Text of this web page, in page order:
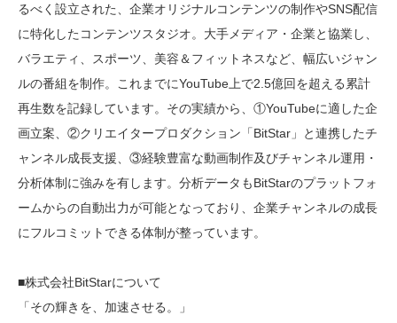
るべく設立された、企業オリジナルコンテンツの制作やSNS配信
に特化したコンテンツスタジオ。大手メディア・企業と協業し、
バラエティ、スポーツ、美容＆フィットネスなど、幅広いジャン
ルの番組を制作。これまでにYouTube上で2.5億回を超える累計
再生数を記録しています。その実績から、①YouTubeに適した企
画立案、②クリエイタープロダクション「BitStar」と連携したチ
ャンネル成長支援、③経験豊富な動画制作及びチャンネル運用・
分析体制に強みを有します。分析データもBitStarのプラットフォ
ームからの自動出力が可能となっており、企業チャンネルの成長
にフルコミットできる体制が整っています。
■株式会社BitStarについて
「その輝きを、加速させる。」